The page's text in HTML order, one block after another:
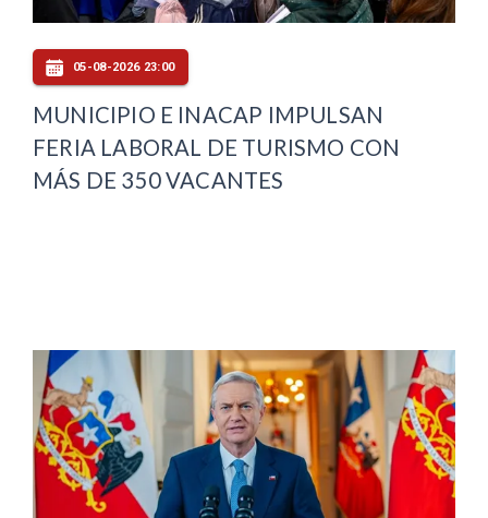
05-08-2026 23:00
MUNICIPIO E INACAP IMPULSAN
FERIA LABORAL DE TURISMO CON
MÁS DE 350 VACANTES